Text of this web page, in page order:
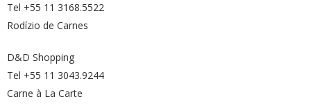
Tel +55 11 3168.5522
Rodízio de Carnes
D&D Shopping
Tel +55 11 3043.9244
Carne à La Carte